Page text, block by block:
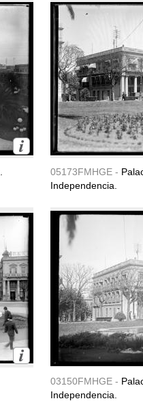
05173FMHGE -
Independencia.
03150FMHGE -
Independencia.